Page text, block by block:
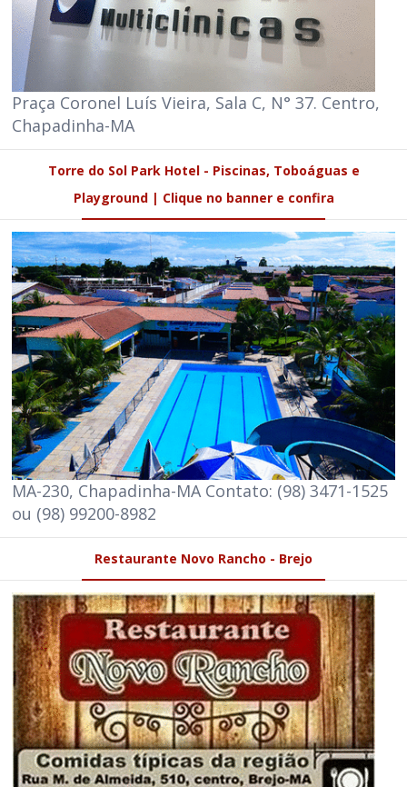
Praça Coronel Luís Vieira, Sala C, N° 37. Centro,
Chapadinha-MA
Torre do Sol Park Hotel - Piscinas, Toboáguas e
Playground | Clique no banner e confira
MA-230, Chapadinha-MA Contato: (98) 3471-1525
ou (98) 99200-8982
Restaurante Novo Rancho - Brejo